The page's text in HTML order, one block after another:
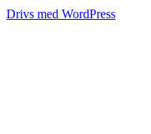
Drivs med WordPress